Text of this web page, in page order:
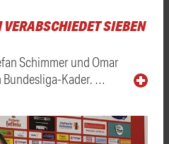
SIEBEN
Schimmer und Omar
Bundesliga-Kader. …